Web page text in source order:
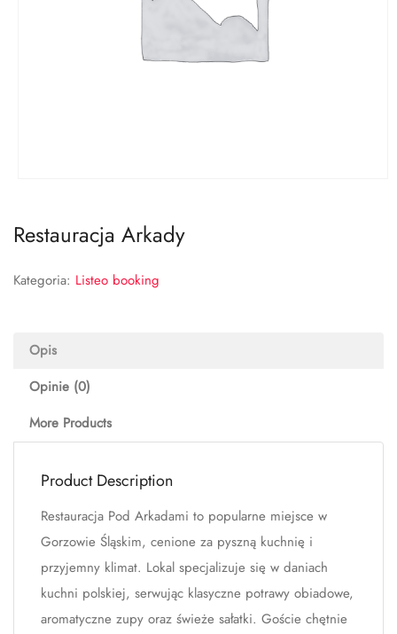
Restauracja Arkady
Kategoria: Listeo booking
Opis
Opinie (0)
More Products
Product Description
Restauracja Pod Arkadami to popularne miejsce w
Gorzowie Śląskim, cenione za pyszną kuchnię i
przyjemny klimat. Lokal specjalizuje się w daniach
kuchni polskiej, serwując klasyczne potrawy obiadowe,
aromatyczne zupy oraz świeże sałatki. Goście chętnie